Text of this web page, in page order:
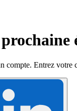
compte. Entrez votre